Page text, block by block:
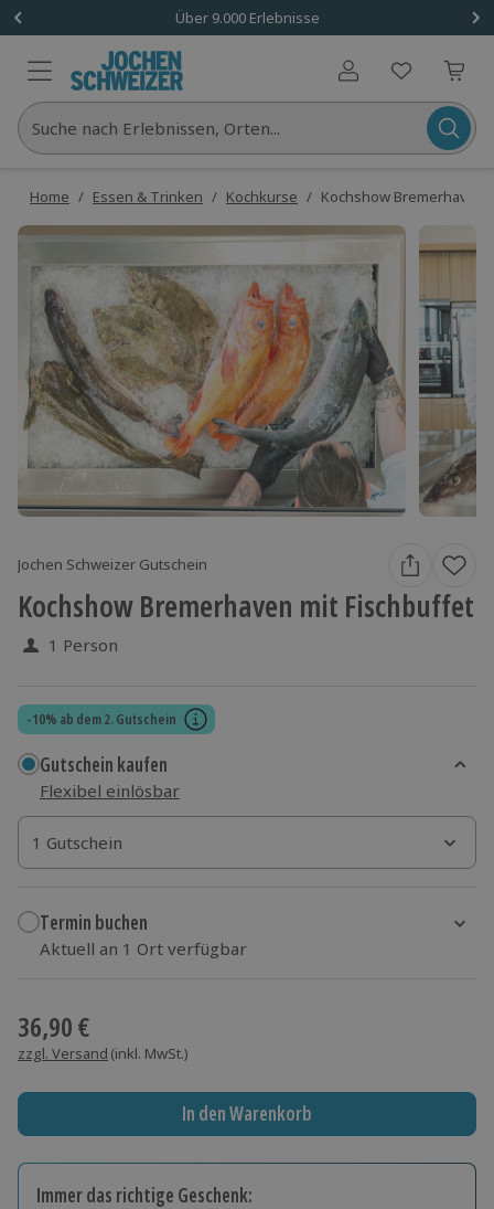
Über 9.000 Erlebnisse
Benutzerkonto
Suche nach Erlebnissen, Orten...
Home / Essen & Trinken / Kochkurse / Kochshow Bremerhaven
Jochen Schweizer Gutschein
Kochshow Bremerhaven mit Fischbuffet
1 Person
-10% ab dem 2. Gutschein
Gutschein kaufen
Flexibel einlösbar
1 Gutschein
1 Gutschein
1 Gutschein
Termin buchen
Aktuell an 1 Ort verfügbar
36,90 €
zzgl. Versand (inkl. MwSt.)
In den Warenkorb
Immer das richtige Geschenk: